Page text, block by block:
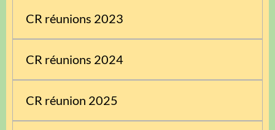
CR réunions 2023
CR réunions 2024
CR réunion 2025